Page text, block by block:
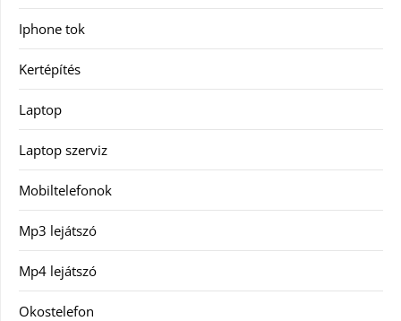
Iphone tok
Kertépítés
Laptop
Laptop szerviz
Mobiltelefonok
Mp3 lejátszó
Mp4 lejátszó
Okostelefon